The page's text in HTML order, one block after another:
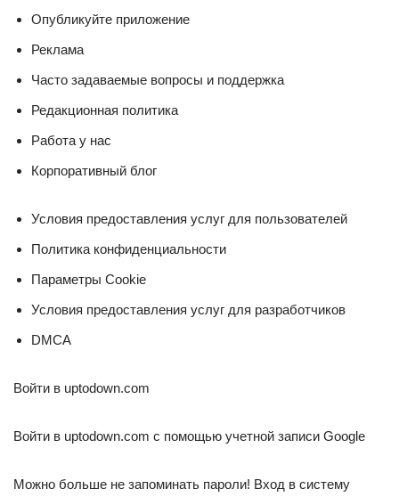
Опубликуйте приложение
Реклама
Часто задаваемые вопросы и поддержка
Редакционная политика
Работа у нас
Корпоративный блог
Условия предоставления услуг для пользователей
Политика конфиденциальности
Параметры Cookie
Условия предоставления услуг для разработчиков
DMCA
Войти в uptodown.com
Войти в uptodown.com с помощью учетной записи Google
Можно больше не запоминать пароли! Вход в систему